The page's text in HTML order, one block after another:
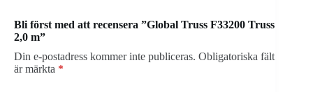
Bli först med att recensera ”Global Truss F33200 Truss
2,0 m”
Din e-postadress kommer inte publiceras. Obligatoriska fält
är märkta *